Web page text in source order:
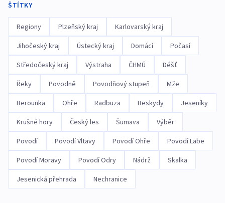
ŠTÍTKY
Regiony Plzeňský kraj Karlovarský kraj
Jihočeský kraj Ústecký kraj Domácí Počasí
Středočeský kraj Výstraha ČHMÚ Déšť
Řeky Povodně Povodňový stupeň Mže
Berounka Ohře Radbuza Beskydy Jeseníky
Krušné hory Český les Šumava Výběr
Povodí Povodí Vltavy Povodí Ohře Povodí Labe
Povodí Moravy Povodí Odry Nádrž Skalka
Jesenická přehrada Nechranice